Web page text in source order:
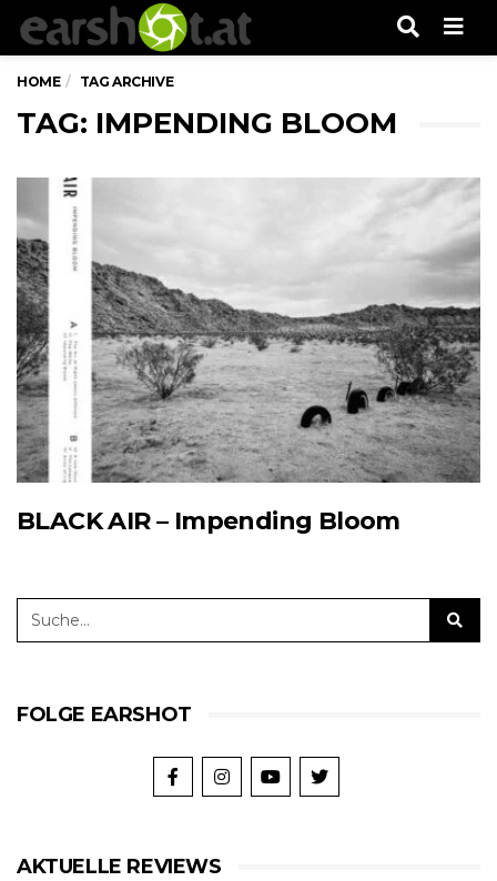
HOME TAG ARCHIVE
TAG: IMPENDING BLOOM
BLACK AIR – Impending Bloom
FOLGE EARSHOT
AKTUELLE REVIEWS